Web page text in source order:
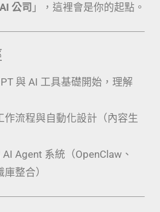
公司 」，這裡會是你的起點。
與 AI 工具基礎開始，理解
作流程與自動化設計（內容生
AI Agent 系統（OpenClaw、
整合）